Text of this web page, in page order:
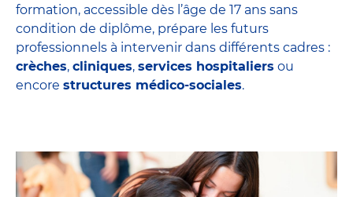
formation, accessible dès l’âge de 17 ans sans
condition de diplôme, prépare les futurs
professionnels à intervenir dans différents cadres :
crèches, cliniques, services hospitaliers ou
encore structures médico-sociales.